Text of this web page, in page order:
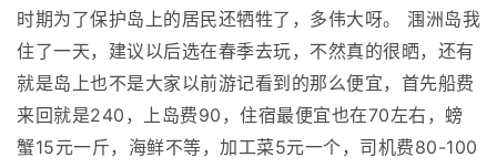
时期为了保护岛上的居民还牺牲了，多伟大呀。 涠洲岛我
住了一天，建议以后选在春季去玩，不然真的很晒，还有
就是岛上也不是大家以前游记看到的那么便宜，首先船费
来回就是240，上岛费90，住宿最便宜也在70左右，螃
蟹15元一斤，海鲜不等，加工菜5元一个，司机费80-100